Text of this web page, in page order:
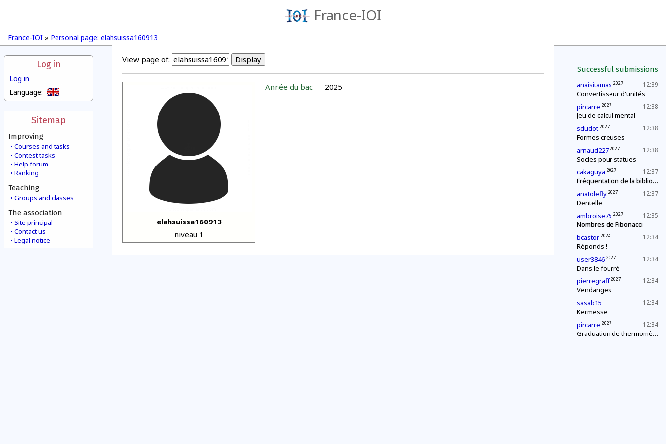
France-IOI
France-IOI » Personal page: elahsuissa160913
Log in
Log in
Language:
Sitemap
Improving
Courses and tasks
Contest tasks
Help forum
Ranking
Teaching
Groups and classes
The association
Site principal
Contact us
Legal notice
Successful submissions
12:39
anaisitamas 2027
Convertisseur d'unités
12:38
pircarre 2027
Jeu de calcul mental
12:38
sdudot 2027
Formes creuses
12:38
arnaud227 2027
Socles pour statues
12:37
cakaguya 2027
Fréquentation de la bibliothèque
12:37
anatolefly 2027
Dentelle
12:35
ambroise75 2027
Nombres de Fibonacci
12:34
bcastor 2024
Réponds !
12:34
user3846 2027
Dans le fourré
12:34
pierregraff 2027
Vendanges
12:34
sasab15
Kermesse
12:34
pircarre 2027
Graduation de thermomètres
View page of:
elahsuissa160913
niveau 1
Année du bac 2025